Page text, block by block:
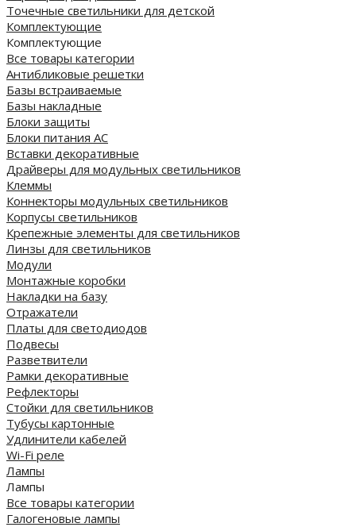
Точечные светильники для детской
Комплектующие
Комплектующие
Все товары категории
Антибликовые решетки
Базы встраиваемые
Базы накладные
Блоки защиты
Блоки питания AC
Вставки декоративные
Драйверы для модульных светильников
Клеммы
Коннекторы модульных светильников
Корпусы светильников
Крепежные элементы для светильников
Линзы для светильников
Модули
Монтажные коробки
Накладки на базу
Отражатели
Платы для светодиодов
Подвесы
Разветвители
Рамки декоративные
Рефлекторы
Стойки для светильников
Тубусы картонные
Удлинители кабелей
Wi-Fi реле
Лампы
Лампы
Все товары категории
Галогеновые лампы